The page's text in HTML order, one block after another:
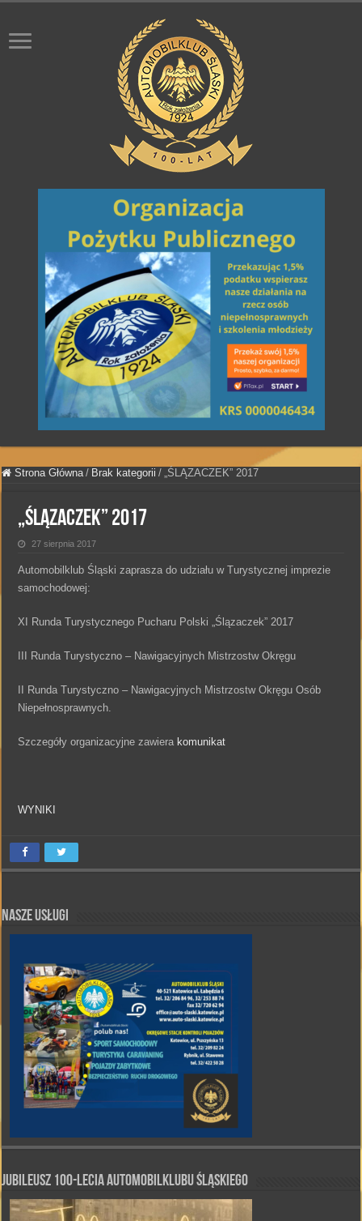
Strona Główna / Brak kategorii / „ŚLĄZACZEK” 2017
„ŚLĄZACZEK” 2017
27 sierpnia 2017
Automobilklub Śląski zaprasza do udziału w Turystycznej imprezie
samochodowej:
XI Runda Turystycznego Pucharu Polski „Ślązaczek” 2017
III Runda Turystyczno – Nawigacyjnych Mistrzostw Okręgu
II Runda Turystyczno – Nawigacyjnych Mistrzostw Okręgu Osób
Niepełnosprawnych.
Szczegóły organizacyjne zawiera komunikat
WYNIKI
Nasze Usługi
Jubileusz 100-lecia Automobilklubu Śląskiego